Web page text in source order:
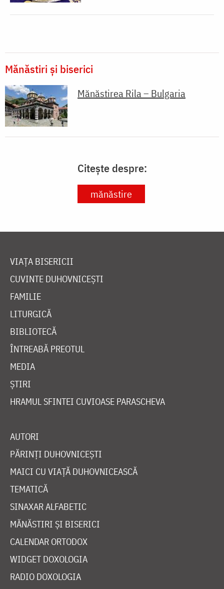
Mănăstiri și biserici
Mănăstirea Rila – Bulgaria
Citește despre:
mănăstire
VIAȚA BISERICII
CUVINTE DUHOVNICEȘTI
FAMILIE
LITURGICĂ
BIBLIOTECĂ
ÎNTREABĂ PREOTUL
MEDIA
ȘTIRI
HRAMUL SFINTEI CUVIOASE PARASCHEVA
AUTORI
PĂRINȚI DUHOVNICEȘTI
MAICI CU VIAȚĂ DUHOVNICEASCĂ
TEMATICĂ
SINAXAR ALFABETIC
MĂNĂSTIRI ȘI BISERICI
CALENDAR ORTODOX
WIDGET DOXOLOGIA
RADIO DOXOLOGIA